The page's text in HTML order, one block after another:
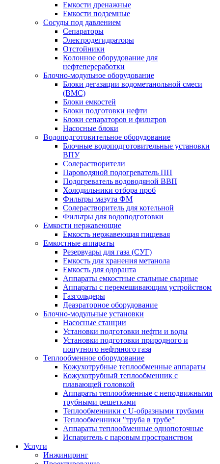
Емкости дренажные
Емкости подземные
Сосуды под давлением
Сепараторы
Электродегидраторы
Отстойники
Колонное оборудование для
нефтепереработки
Блочно-модульное оборудование
Блоки дегазации водометанольной смеси
(BMC)
Блоки емкостей
Блоки подготовки нефти
Блоки сепараторов и фильтров
Насосные блоки
Водоподготовительное оборудование
Блочные водоподготовительные установки
ВПУ
Солерастворители
Пароводяной подогреватель ПП
Подогреватель водоводяной ВВП
Холодильники отбора проб
Фильтры мазута ФМ
Солерастворитель для котельной
Фильтры для водоподготовки
Емкости нержавеющие
Емкость нержавеющая пищевая
Емкостные аппараты
Резервуары для газа (СУГ)
Емкость для хранения метанола
Емкость для одоранта
Аппараты емкостные стальные сварные
Аппараты с перемешивающим устройством
Газгольдеры
Деаэраторное оборудование
Блочно-модульные установки
Насосные станции
Установки подготовки нефти и воды
Установки подготовки природного и
попутного нефтяного газа
Теплообменное оборудование
Кожухотрубные теплообменные аппараты
Кожухотрубный теплообменник с
плавающей головкой
Аппараты теплообменные с неподвижными
трубными решетками
Теплообменники с U-образными трубами
Теплообменники "труба в трубе"
Аппараты теплообменные однопоточные
Испаритель с паровым пространством
Услуги
Инжиниринг